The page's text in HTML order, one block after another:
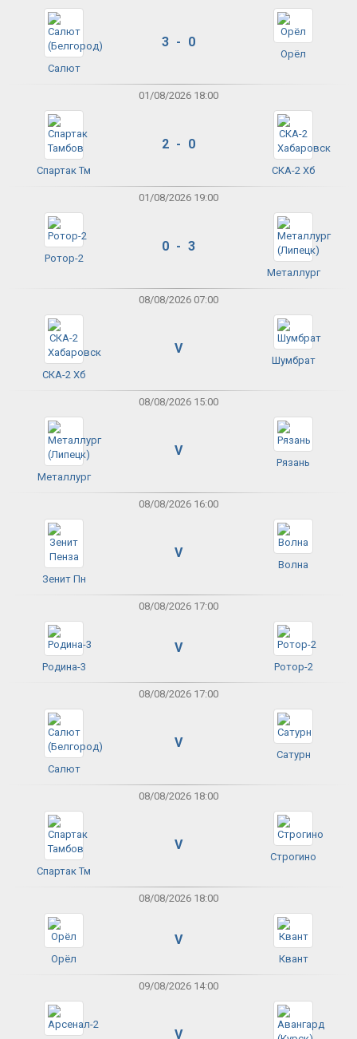
Салют
3 - 0
Орёл
01/08/2026 18:00
Спартак Тм
2 - 0
СКА-2 Хб
01/08/2026 19:00
Ротор-2
0 - 3
Металлург
08/08/2026 07:00
СКА-2 Хб
V
Шумбрат
08/08/2026 15:00
Металлург
V
Рязань
08/08/2026 16:00
Зенит Пн
V
Волна
08/08/2026 17:00
Родина-3
V
Ротор-2
08/08/2026 17:00
Салют
V
Сатурн
08/08/2026 18:00
Спартак Тм
V
Строгино
08/08/2026 18:00
Орёл
V
Квант
09/08/2026 14:00
V